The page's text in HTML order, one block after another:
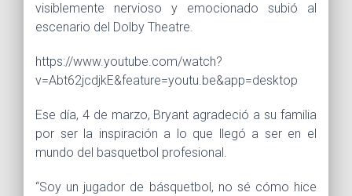
visiblemente nervioso y emocionado subió al
escenario del Dolby Theatre.
https://www.youtube.com/watch?
v=Abt62jcdjkE&feature=youtu.be&app=desktop
Ese día, 4 de marzo, Bryant agradeció a su familia
por ser la inspiración a lo que llegó a ser en el
mundo del basquetbol profesional.
“Soy un jugador de básquetbol, no sé cómo hice